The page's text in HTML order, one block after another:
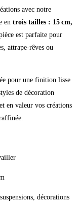
avec notre
en trois tailles : 15 cm,
est parfaite pour
attrape‑rêves ou
pour une finition lisse
de décoration
en valeur vos créations
décorations